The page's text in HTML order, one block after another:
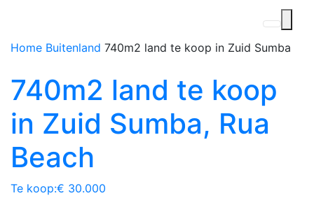
Home Buitenland 740m2 land te koop in Zuid Sumba
740m2 land te koop
in Zuid Sumba, Rua
Beach
Te koop:€ 30.000